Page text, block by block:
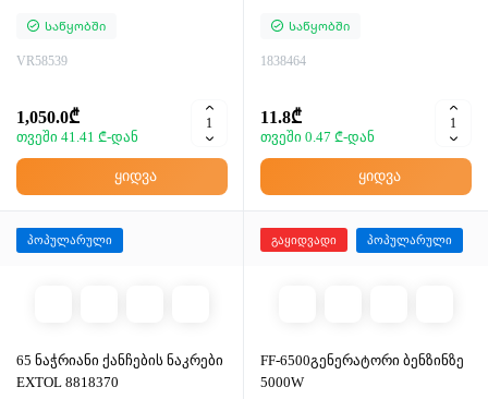
Საწყობში
VR58539
1,050.0₾
თვეში 41.41 ₾-დან
ყიდვა
Საწყობში
1838464
11.8₾
თვეში 0.47 ₾-დან
ყიდვა
პოპულარული
65 ნაჭრიანი ქანჩების ნაკრები
EXTOL 8818370
გაყიდვადი პოპულარული
FF-6500გენერატორი ბენზინზე
5000W